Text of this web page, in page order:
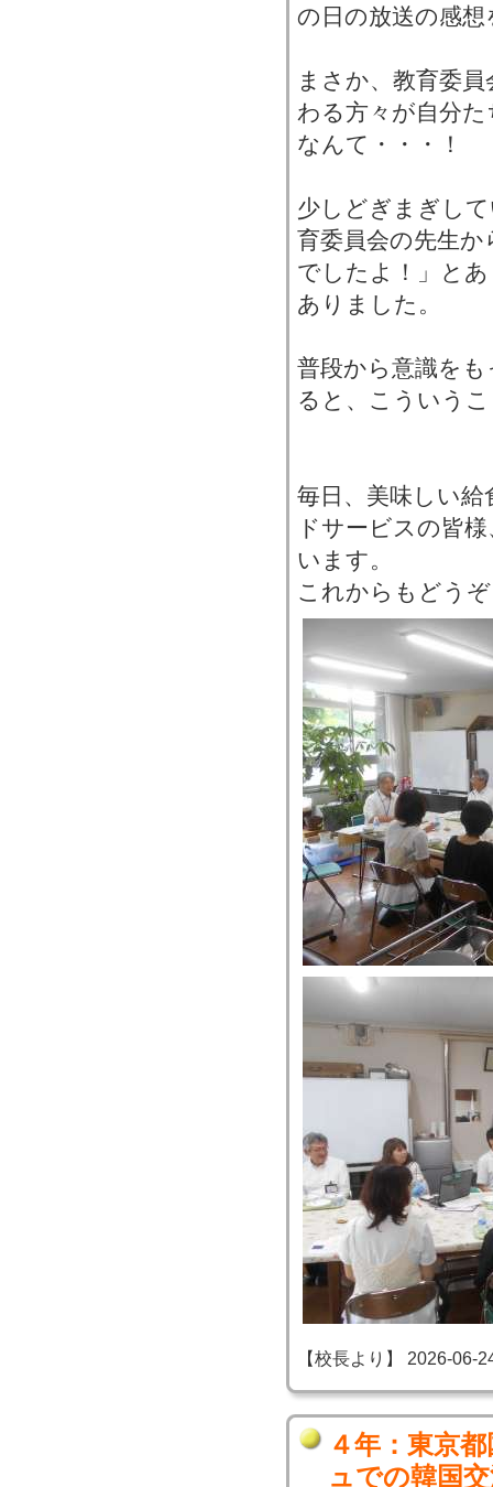
の日の放送の感
まさか、教育委
わる方々が自分
なんて・・・！
少しどぎまぎし
育委員会の先生
でしたよ！」と
ありました。
普段から意識を
ると、こういう
毎日、美味しい
ドサービスの皆
います。
これからもどう
【校長より】 2026-06-
４年：東京
ュでの韓国